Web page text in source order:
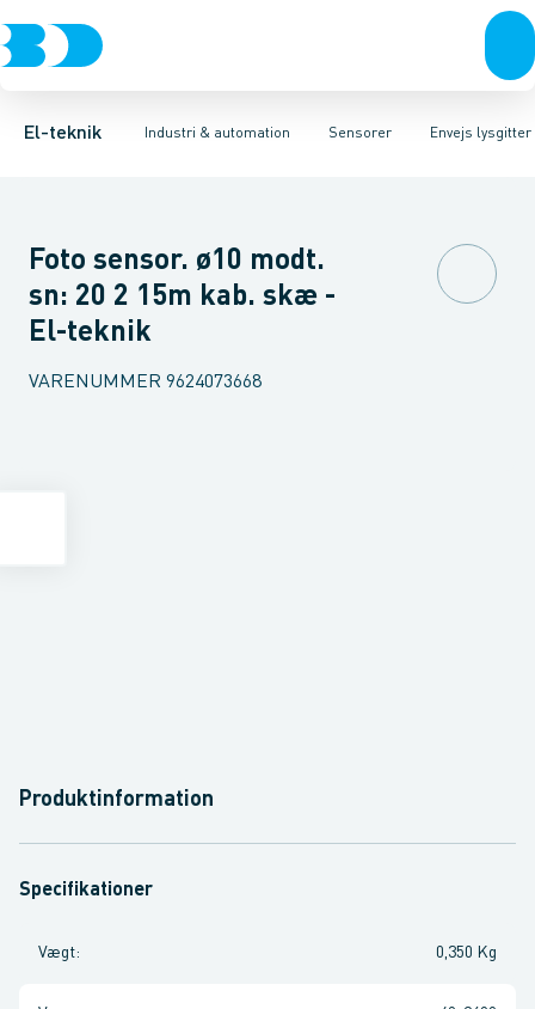
El-teknik Industri & automation
Afbrydere, stikkontakter & lampeudtagForgreningsmateriel
Sensorer
Industristiksystemer Frekvensomformere og softstartere
Envejs lysgitter
Trykafbryder Induktiv aftasterEnvejs lysgitter
Foto sensor. ø10 modt.
sn: 20 2 15m kab. skæ -
El-teknik
VARENUMMER 9624073668
Produktinformation
Specifikationer
Vægt: 0,350 Kg